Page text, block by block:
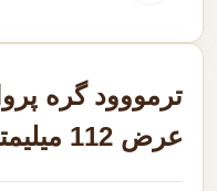
عرض 112 میلیمتر